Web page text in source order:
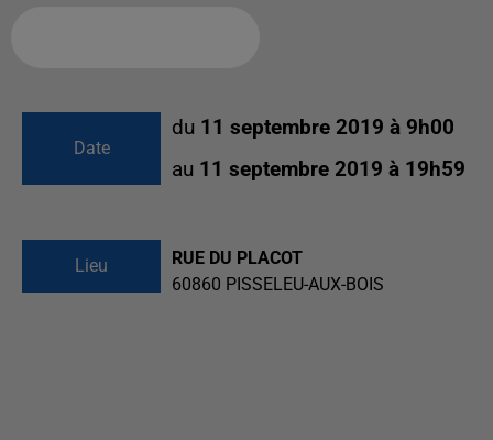
Date
du 11 septembre 2019 à 9h00
au 11 septembre 2019 à 19h59
Lieu
RUE DU PLACOT
60860 PISSELEU-AUX-BOIS